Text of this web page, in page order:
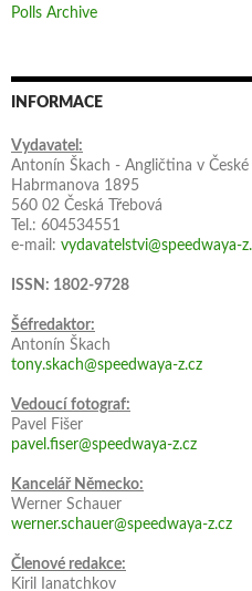
Polls Archive
INFORMACE
Vydavatel:
Antonín Škach - Angličtina v České
Habrmanova 1895
560 02 Česká Třebová
Tel.: 604534551
e-mail: vydavatelstvi@speedwaya-
ISSN: 1802-9728
Šéfredaktor:
Antonín Škach
tony.skach@speedwaya-z.cz
Vedoucí fotograf:
Pavel Fišer
pavel.fiser@speedwaya-z.cz
Kancelář Německo:
Werner Schauer
werner.schauer@speedwaya-z.cz
Členové redakce:
Kiril Ianatchkov